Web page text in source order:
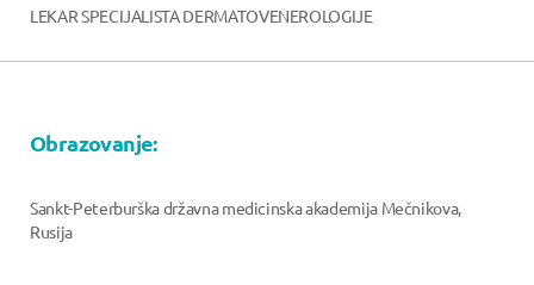
LEKAR SPECIJALISTA DERMATOVENEROLOGIJE
Obrazovanje:
Sankt-Peterburška državna medicinska akademija Mečnikova,
Rusija